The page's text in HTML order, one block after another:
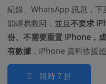
紀錄、WhatsApp 訊息，
能輕易救回，並且不要求
份、不需要重置 iPhone，
有數據 ，iPhone 資料救援
限時 7 折